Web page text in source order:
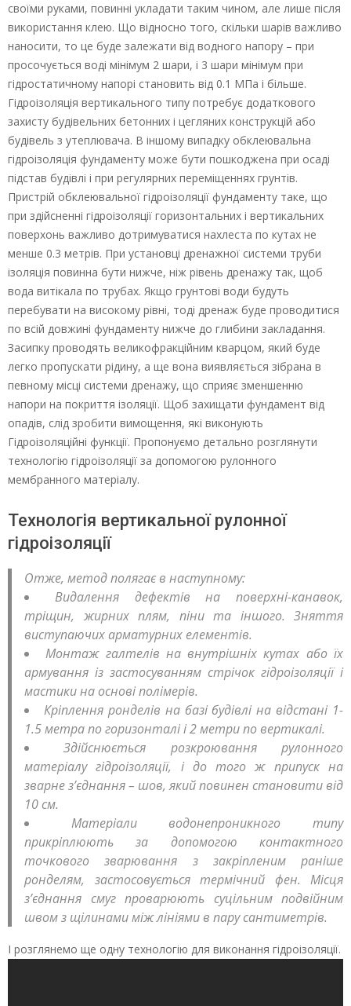
своїми руками, повинні укладати таким чином, але лише після
використання клею. Що відносно того, скільки шарів важливо
наносити, то це буде залежати від водного напору – при
просочується воді мінімум 2 шари, і 3 шари мінімум при
гідростатичному напорі становить від 0.1 МПа і більше.
Гідроізоляція вертикального типу потребує додаткового
захисту будівельних бетонних і цегляних конструкцій або
будівель з утеплювача. В іншому випадку обклеювальна
гідроізоляція фундаменту може бути пошкоджена при осаді
підстав будівлі і при регулярних переміщеннях грунтів.
Пристрій обклеювальної гідроізоляції фундаменту таке, що
при здійсненні гідроізоляції горизонтальних і вертикальних
поверхонь важливо дотримуватися нахлеста по кутах не
менше 0.3 метрів. При установці дренажної системи труби
ізоляція повинна бути нижче, ніж рівень дренажу так, щоб
вода витікала по трубах. Якщо грунтові води будуть
перебувати на високому рівні, тоді дренаж буде проводитися
по всій довжині фундаменту нижче до глибини закладання.
Засипку проводять великофракційним кварцом, який буде
легко пропускати рідину, а ще вона виявляється зібрана в
певному місці системи дренажу, що сприяє зменшенню
напори на покриття ізоляції. Щоб захищати фундамент від
опадів, слід зробити вимощення, які виконують
Гідроізоляційні функції. Пропонуємо детально розглянути
технологію гідроізоляції за допомогою рулонного
мембранного матеріалу.
Технологія вертикальної рулонної
гідроізоляції
Отже, метод полягає в наступному:
Видалення дефектів на поверхні-канавок,
тріщин, жирних плям, піни та іншого. Зняття
виступаючих арматурних елементів.
Монтаж галтелів на внутрішніх кутах або їх
армування із застосуванням стрічок гідроізоляції і
мастики на основі полімерів.
Кріплення ронделів на базі будівлі на відстані 1-
1.5 метра по горизонталі і 2 метри по вертикалі.
Здійснюється розкроювання рулонного
матеріалу гідроізоляції, і до того ж припуск на
зварне з’єднання – шов, який повинен становити від
10 см.
Матеріали водонепроникного типу
прикріплюють за допомогою контактного
точкового зварювання з закріпленим раніше
ронделям, застосовується термічний фен. Місця
з’єднання смуг проварюють суцільним подвійним
швом з щілинами між лініями в пару сантиметрів.
І розглянемо ще одну технологію для виконання гідроізоляції.